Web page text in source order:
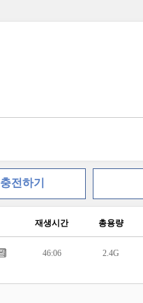
충전하기
재생시간 총용량
46:06 2.4G